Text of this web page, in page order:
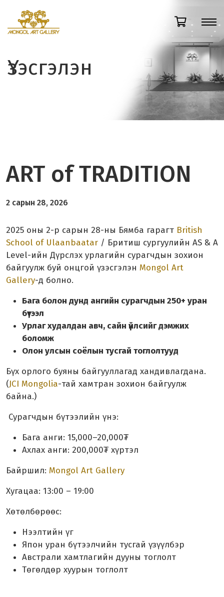
Үзэсгэлэн
ART of TRADITION
2 сарын 28, 2026
2025 оны 2-р сарын 28-ны Бямба гарагт British
School of Ulaanbaatar / Бритиш сургуулийн AS & A
Level-ийн Дүрслэх урлагийн сурагчдын зохион
байгуулж буй онцгой үзэсгэлэн Mongol Art
Gallery-д болно.
Бага болон дунд ангийн сурагчдын 250+ уран
бүтээл
Урлаг худалдан авч, сайн үйлсийг дэмжих
боломж
Олон улсын соёлын тусгай тоглолтууд
Бүх орлого буяны байгууллагад хандивлагдана.
(JCI Mongolia-тай хамтран зохион байгуулж
байна.)
Сурагчдын бүтээлийн үнэ:
Бага анги: 15,000–20,000₮
Ахлах анги: 200,000₮ хүртэл
Байршил: Mongol Art Gallery
Хугацаа: 13:00 – 19:00
Хөтөлбөрөөс:
Нээлтийн үг
Япон уран бүтээлчийн тусгай үзүүлбэр
Австрали хамтлагийн дууны тоглолт
Төгөлдөр хуурын тоглолт